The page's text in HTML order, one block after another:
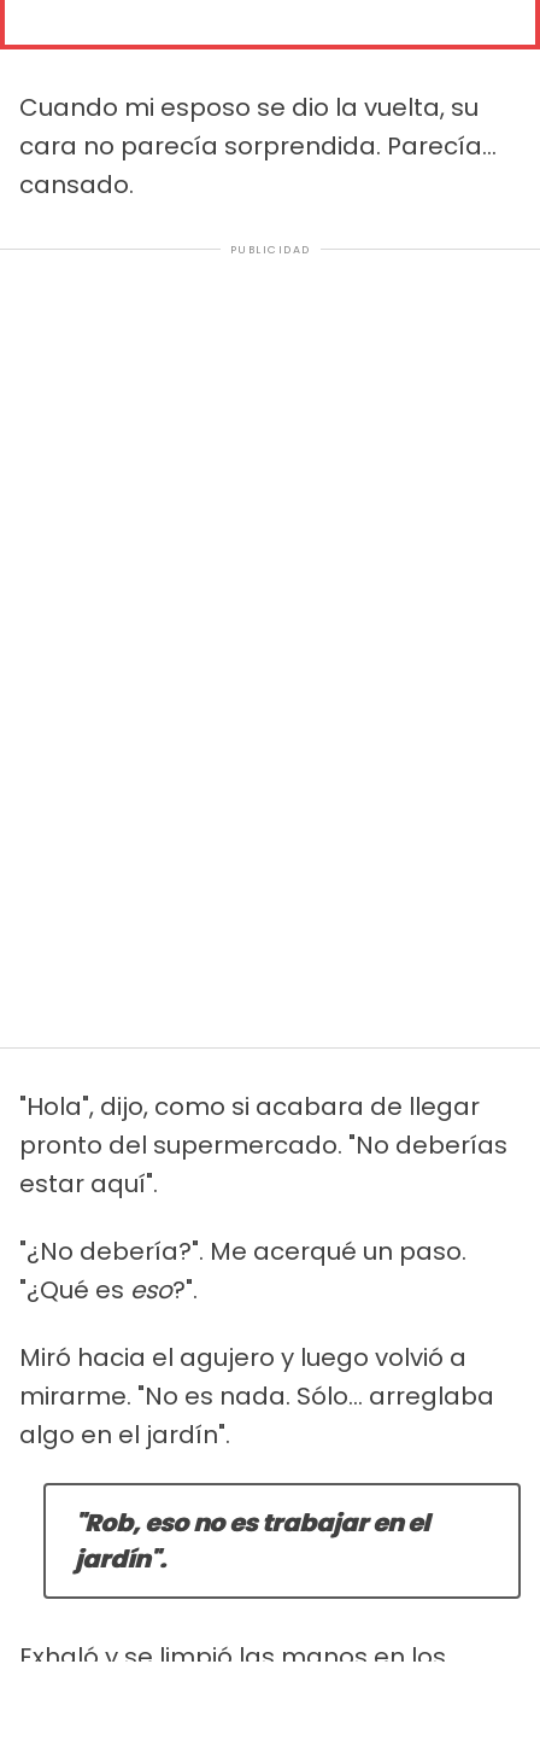
Cuando mi esposo se dio la vuelta, su
cara no parecía sorprendida. Parecía...
cansado.
PUBLICIDAD
"Hola", dijo, como si acabara de llegar
pronto del supermercado. "No deberías
estar aquí".
"¿No debería?". Me acerqué un paso.
"¿Qué es eso?".
Miró hacia el agujero y luego volvió a
mirarme. "No es nada. Sólo... arreglaba
algo en el jardín".
"Rob, eso no es trabajar en el
jardín".
Exhaló y se limpió las manos en los